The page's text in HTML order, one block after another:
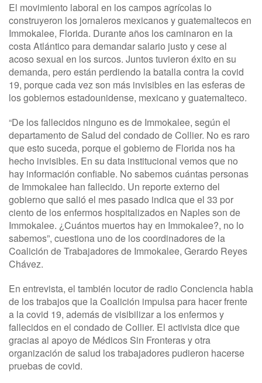
El movimiento laboral en los campos agrícolas lo
construyeron los jornaleros mexicanos y guatemaltecos en
Immokalee, Florida. Durante años los caminaron en la
costa Atlántico para demandar salario justo y cese al
acoso sexual en los surcos. Juntos tuvieron éxito en su
demanda, pero están perdiendo la batalla contra la covid
19, porque cada vez son más invisibles en las esferas de
los gobiernos estadounidense, mexicano y guatemalteco.
“De los fallecidos ninguno es de Immokalee, según el
departamento de Salud del condado de Collier. No es raro
que esto suceda, porque el gobierno de Florida nos ha
hecho invisibles. En su data institucional vemos que no
hay información confiable. No sabemos cuántas personas
de Immokalee han fallecido. Un reporte externo del
gobierno que salió el mes pasado indica que el 33 por
ciento de los enfermos hospitalizados en Naples son de
Immokalee. ¿Cuántos muertos hay en Immokalee?, no lo
sabemos”, cuestiona uno de los coordinadores de la
Coalición de Trabajadores de Immokalee, Gerardo Reyes
Chávez.
En entrevista, el también locutor de radio Conciencia habla
de los trabajos que la Coalición impulsa para hacer frente
a la covid 19, además de visibilizar a los enfermos y
fallecidos en el condado de Collier. El activista dice que
gracias al apoyo de Médicos Sin Fronteras y otra
organización de salud los trabajadores pudieron hacerse
pruebas de covid.